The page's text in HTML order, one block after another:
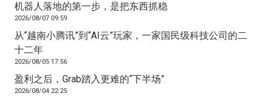
机器人落地的第一步，是把东西抓稳
2026/08/07 09:59
从“越南小腾讯”到“AI云”玩家，一家国民级科技公司的二
十二年
2026/08/05 17:56
盈利之后，Grab踏入更难的“下半场”
2026/08/04 22:25